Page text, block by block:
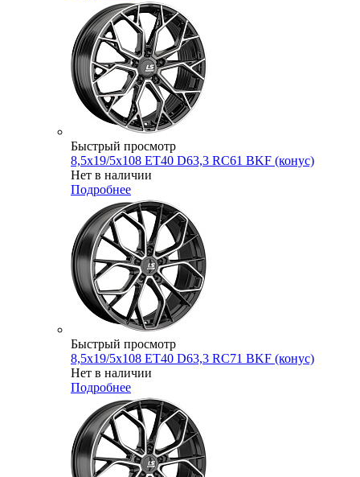
Быстрый просмотр
8,5x19/5x108 ET40 D63,3 RC61 BKF (конус)
Нет в наличии
Подробнее
Быстрый просмотр
8,5x19/5x108 ET40 D63,3 RC71 BKF (конус)
Нет в наличии
Подробнее